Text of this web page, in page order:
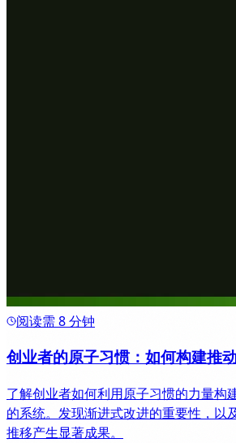
阅读需 8 分钟
创业者的原子习惯：如何构建推
了解创业者如何利用原子习惯的力量构
的系统。发现渐进式改进的重要性，以
推移产生显著成果。